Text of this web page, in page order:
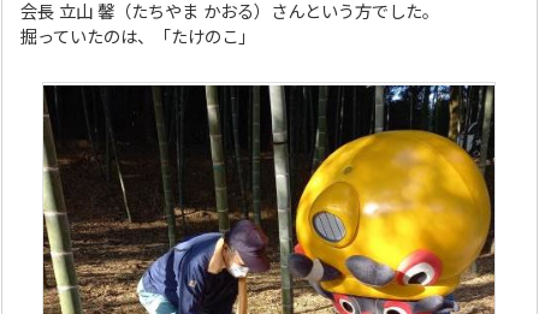
会長 立山 馨（たちやま かおる）さんという方でした。
掘っていたのは、「たけのこ」